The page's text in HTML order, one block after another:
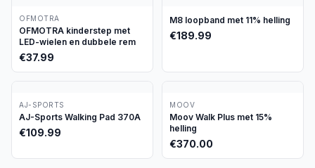
OFMOTRA
OFMOTRA kinderstep met
LED-wielen en dubbele rem
€37.99
M8 loopband met 11% helling
€189.99
AJ-SPORTS
AJ-Sports Walking Pad 370A
€109.99
MOOV
Moov Walk Plus met 15%
helling
€370.00